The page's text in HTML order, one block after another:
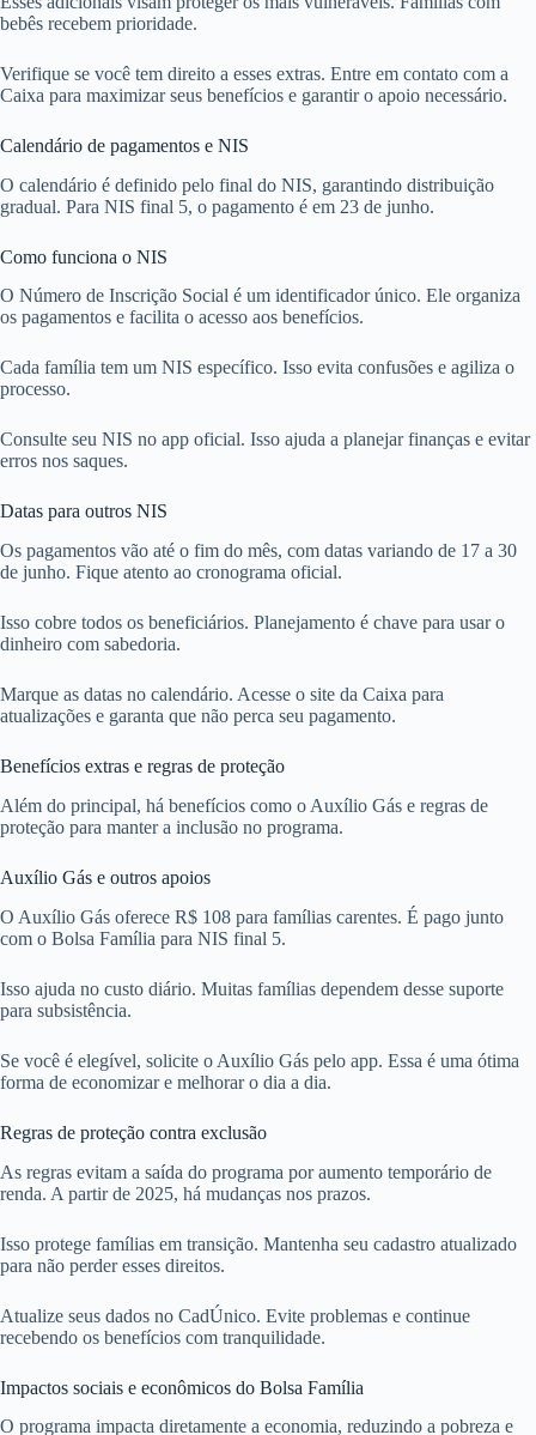
bebês recebem prioridade.
Verifique se você tem direito a esses extras. Entre em contato com a
Caixa para maximizar seus benefícios e garantir o apoio necessário.
Calendário de pagamentos e NIS
O calendário é definido pelo final do NIS, garantindo distribuição
gradual. Para NIS final 5, o pagamento é em 23 de junho.
Como funciona o NIS
O Número de Inscrição Social é um identificador único. Ele organiza
os pagamentos e facilita o acesso aos benefícios.
Cada família tem um NIS específico. Isso evita confusões e agiliza o
processo.
Consulte seu NIS no app oficial. Isso ajuda a planejar finanças e evitar
erros nos saques.
Datas para outros NIS
Os pagamentos vão até o fim do mês, com datas variando de 17 a 30
de junho. Fique atento ao cronograma oficial.
Isso cobre todos os beneficiários. Planejamento é chave para usar o
dinheiro com sabedoria.
Marque as datas no calendário. Acesse o site da Caixa para
atualizações e garanta que não perca seu pagamento.
Benefícios extras e regras de proteção
Além do principal, há benefícios como o Auxílio Gás e regras de
proteção para manter a inclusão no programa.
Auxílio Gás e outros apoios
O Auxílio Gás oferece R$ 108 para famílias carentes. É pago junto
com o Bolsa Família para NIS final 5.
Isso ajuda no custo diário. Muitas famílias dependem desse suporte
para subsistência.
Se você é elegível, solicite o Auxílio Gás pelo app. Essa é uma ótima
forma de economizar e melhorar o dia a dia.
Regras de proteção contra exclusão
As regras evitam a saída do programa por aumento temporário de
renda. A partir de 2025, há mudanças nos prazos.
Isso protege famílias em transição. Mantenha seu cadastro atualizado
para não perder esses direitos.
Atualize seus dados no CadÚnico. Evite problemas e continue
recebendo os benefícios com tranquilidade.
Impactos sociais e econômicos do Bolsa Família
O programa impacta diretamente a economia, reduzindo a pobreza e